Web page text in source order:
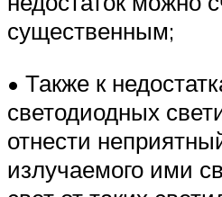
существенным;
• Также к
светодиодных
отнести
излучаемого ими